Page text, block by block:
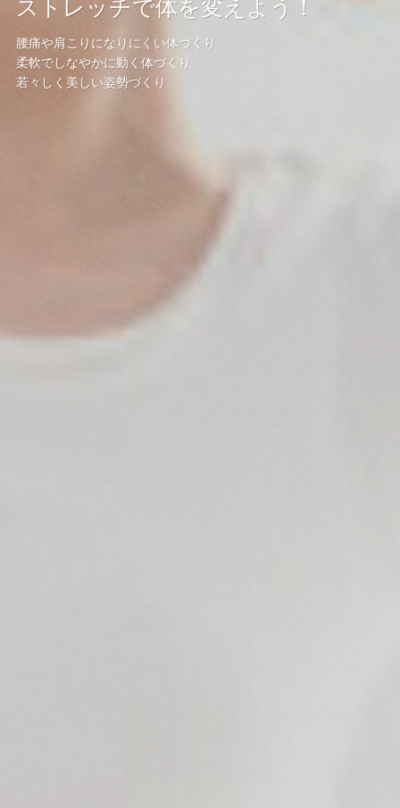
ストレッチで体を変えよう！
腰痛や肩こりになりにくい体づくり
柔軟でしなやかに動く体づくり
若々しく美しい姿勢づくり